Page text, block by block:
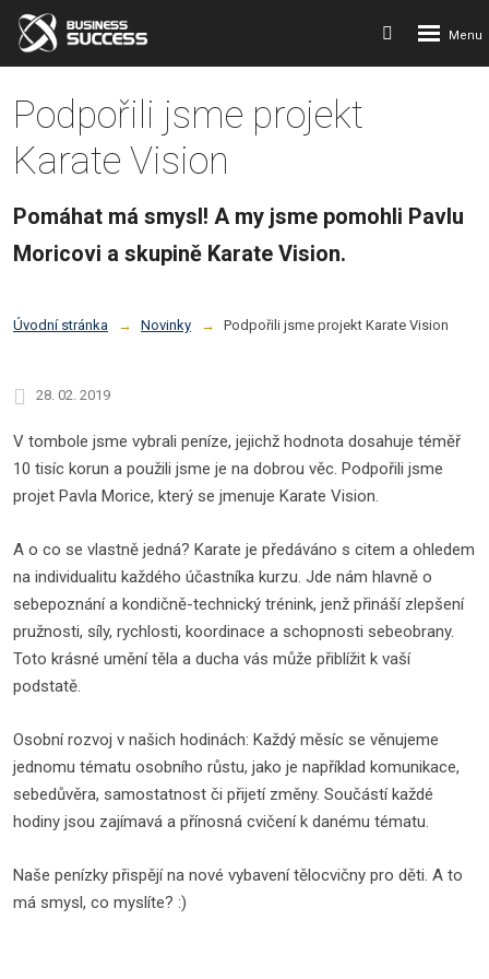
Vyhledávání
Rozbalení
Podpořili jsme projekt
Karate Vision
Pomáhat má smysl! A my jsme pomohli Pavlu
Moricovi a skupině Karate Vision.
Úvodní stránka Novinky Podpořili jsme projekt Karate Vision
28. 02. 2019
V tombole jsme vybrali peníze, jejichž hodnota dosahuje téměř
10 tisíc korun a použili jsme je na dobrou věc. Podpořili jsme
projet Pavla Morice, který se jmenuje Karate Vision.
A o co se vlastně jedná? Karate je předáváno s citem a ohledem
na individualitu každého účastníka kurzu. Jde nám hlavně o
sebepoznání a kondičně-technický trénink, jenž přináší zlepšení
pružnosti, síly, rychlosti, koordinace a schopnosti sebeobrany.
Toto krásné umění těla a ducha vás může přiblížit k vaší
podstatě.
Osobní rozvoj v našich hodinách: Každý měsíc se věnujeme
jednomu tématu osobního růstu, jako je například komunikace,
sebedůvěra, samostatnost či přijetí změny. Součástí každé
hodiny jsou zajímavá a přínosná cvičení k danému tématu.
Naše penízky přispějí na nové vybavení tělocvičny pro děti. A to
má smysl, co myslíte? :)